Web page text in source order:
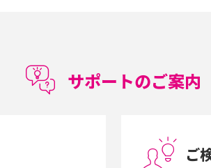
ト・デメリットを詳しく紹介
サポートのご案内
ご